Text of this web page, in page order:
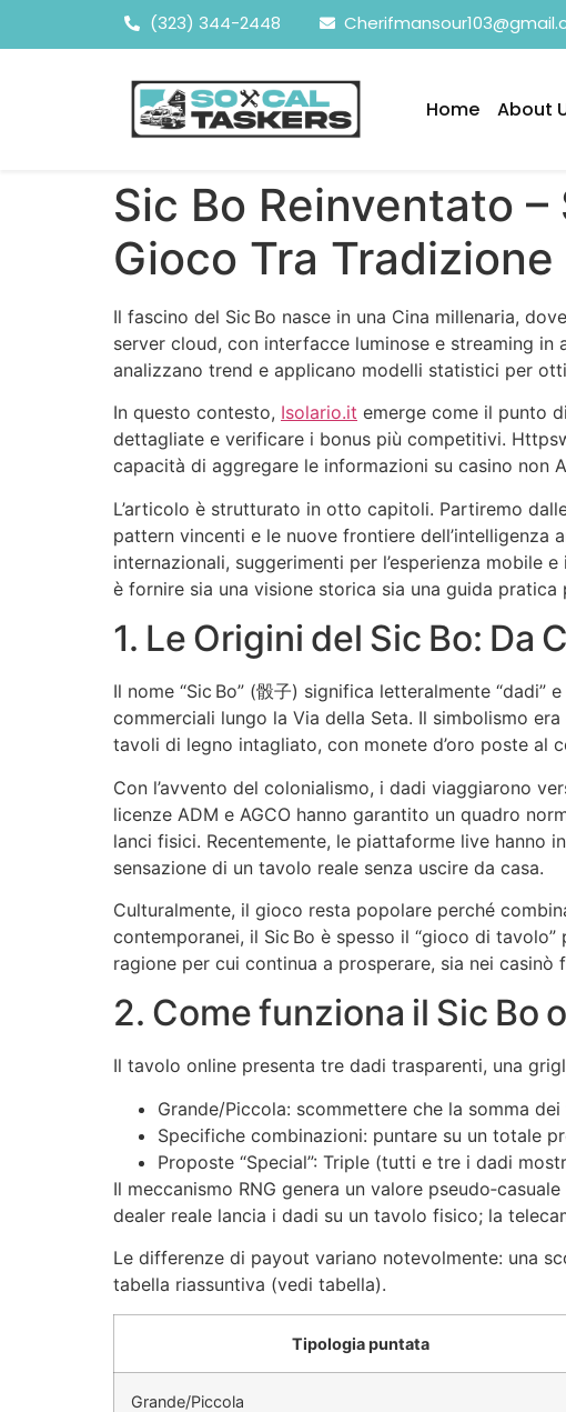
(323) 344-2448
Home About
Sic Bo Reinventato
Gioco Tra
Il fascino del Sic Bo nasce in una Cina millenaria,
server cloud, con interfacce luminose e streaming in
analizzano trend e applicano modelli statistici per
In questo contesto, Isolario.it emerge come il punto
dettagliate e verificare i bonus più competitivi.
capacità di aggregare le informazioni su casino non
L’articolo è strutturato in otto capitoli. Partiremo
pattern vincenti e le nuove frontiere dell’intelligenza
internazionali, suggerimenti per l’esperienza mobile
è fornire sia una visione storica sia una guida pratica
1. Le Origini del Sic Bo:
Il nome “Sic Bo” (骰子) significa letteralmente
commerciali lungo la Via della Seta. Il simbolismo
tavoli di legno intagliato, con monete d’oro poste al
Con l’avvento del colonialismo, i dadi viaggiarono
licenze ADM e AGCO hanno garantito un quadro
lanci fisici. Recentemente, le piattaforme live hanno
sensazione di un tavolo reale senza uscire da casa.
Culturalmente, il gioco resta popolare perché
contemporanei, il Sic Bo è spesso il “gioco di
ragione per cui continua a prosperare, sia nei casinò
2. Come funziona il Sic Bo
Il tavolo online presenta tre dadi trasparenti, una
Grande/Piccola: scommettere che la somma
Specifiche combinazioni: puntare su un totale
Proposte “Special”: Triple (tutti e tre i dadi
Il meccanismo RNG genera un valore
dealer reale lancia i dadi su un tavolo fisico; la
Le differenze di payout variano notevolmente: una
tabella riassuntiva (vedi tabella).
Tipologia puntata
Grande/Piccola